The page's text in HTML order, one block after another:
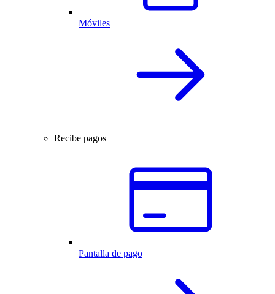
Móviles
Recibe pagos
Pantalla de pago